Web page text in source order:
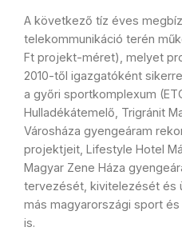
A következő tíz éves
telekommunikáció terén
Ft projekt-méret), melyet
2010-től igazgatóként
a győri sportkomplexum
Hulladékátemelő, Trigránit
Városháza gyengeáram
projektjeit, Lifestyle Hotel
Magyar Zene Háza
tervezését, kivitelezését és
más magyarországi sport
is.